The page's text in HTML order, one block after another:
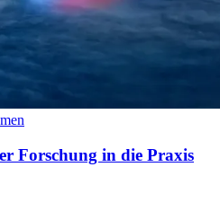
Forschung in die Praxis